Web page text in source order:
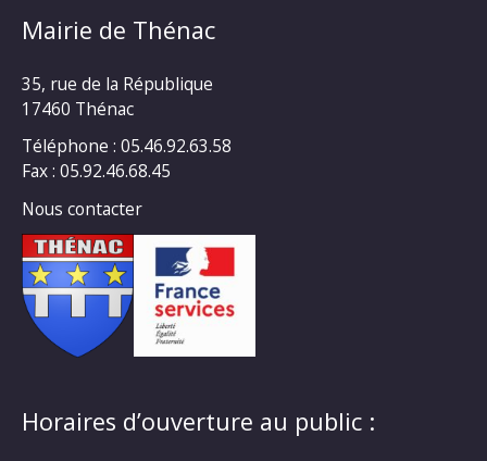
Mairie de Thénac
35, rue de la République
17460 Thénac
Téléphone : 05.46.92.63.58
Fax : 05.92.46.68.45
Nous contacter
Horaires d’ouverture au public :